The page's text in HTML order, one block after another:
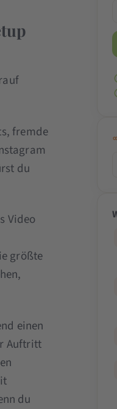
fremde
du
Video
größte
einen
Auftritt
du